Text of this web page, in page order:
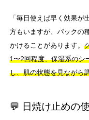
「毎日使えば早く効果
方もいますが、パックの
かけることがあります。
1〜2回程度、保湿系のシ
し、肌の状態を見ながら
💬 日焼け止めの